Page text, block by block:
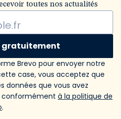
toutes nos actualités
gratuitement
Brevo pour envoyer notre
case, vous acceptez que
données que vous avez
conformément à la politique de
.